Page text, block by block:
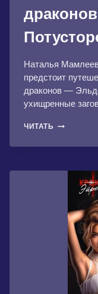
Наталья
предстоит
драконов —
ухищренные
ЧИТАТЬ СВАДЬБА
НЕВЕСТА